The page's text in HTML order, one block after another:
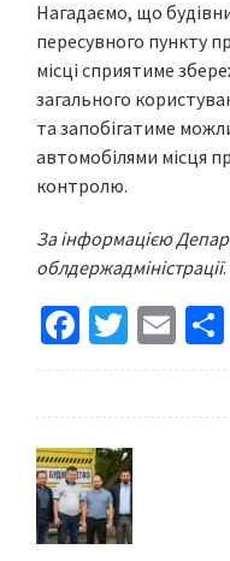
Нагадаємо, що
пересувного пункту
місці сприятиме
загального
та запобігатиме
автомобілями місця
контролю.
За інформацією
облдержадміністрації.
Fa
ce
o
o
k
T
wi
er
E
m